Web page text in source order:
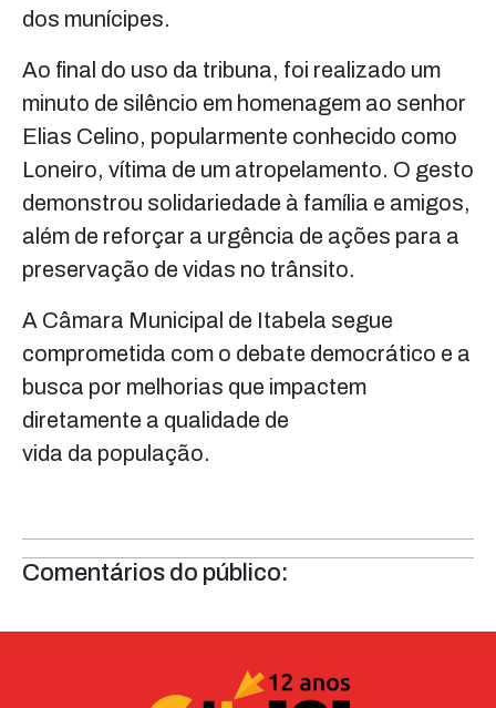
dos munícipes.
Ao final do uso da tribuna, foi realizado um
minuto de silêncio em homenagem ao senhor
Elias Celino, popularmente conhecido como
Loneiro, vítima de um atropelamento. O gesto
demonstrou solidariedade à família e amigos,
além de reforçar a urgência de ações para a
preservação de vidas no trânsito.
A Câmara Municipal de Itabela segue
comprometida com o debate democrático e a
busca por melhorias que impactem
diretamente a qualidade de
vida da população.
Comentários do público: